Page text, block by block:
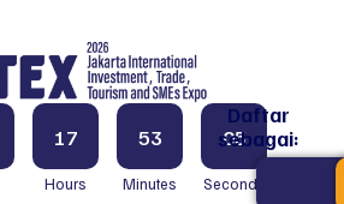
17
Hours
53
Minutes
05
Seconds
Daftar
sebagai: